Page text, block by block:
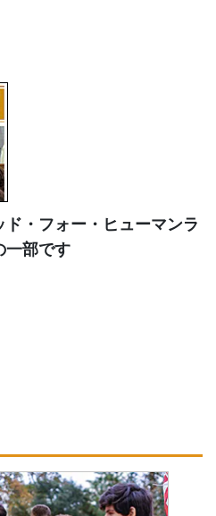
・フォー・ヒューマンラ
一部です